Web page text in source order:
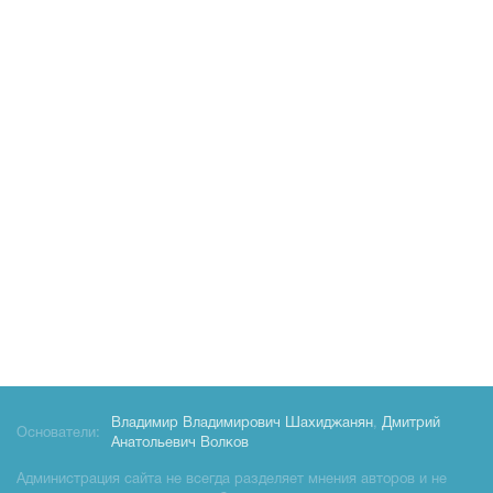
Основатели:
Владимир Владимирович Шахиджанян, Дмитрий
Анатольевич Волков
Администрация сайта не всегда разделяет мнения авторов и не